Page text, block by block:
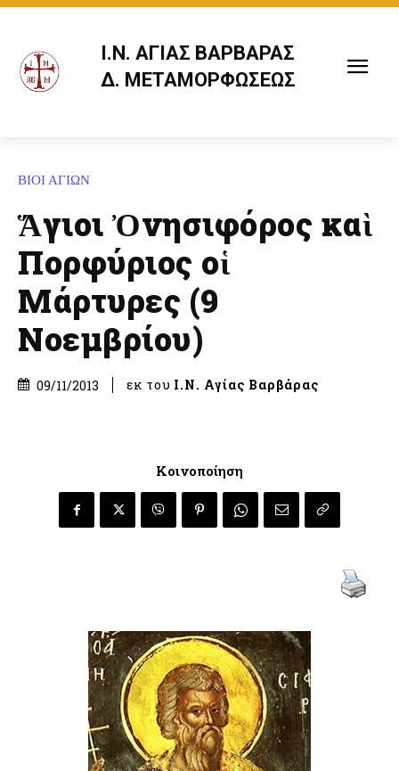
Ι.Ν. ΑΓΙΑΣ ΒΑΡΒΑΡΑΣ
Δ. ΜΕΤΑΜΟΡΦΩΣΕΩΣ
ΒΙΟΙ ΑΓΙΩΝ
Ἅγιοι Ὀνησιφόρος καὶ
Πορφύριος οἱ
Μάρτυρες (9
Νοεμβρίου)
09/11/2013 εκ του Ι.Ν. Αγίας Βαρβάρας
Κοινοποίηση